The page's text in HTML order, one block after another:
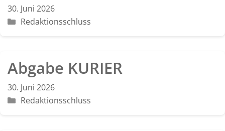
30. Juni 2026
Kategorien
Redaktionsschluss
Abgabe KURIER
30. Juni 2026
Kategorien
Redaktionsschluss